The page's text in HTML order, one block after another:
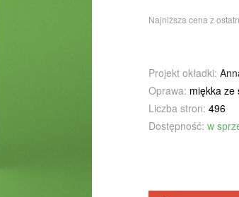
Najniższa cena z
Projekt okładki:
Oprawa: miękka ze
Liczba stron: 496
Dostępność: w